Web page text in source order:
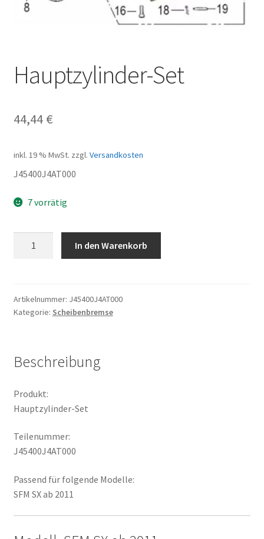
Hauptzylinder-Set
44,44 €
inkl. 19 % MwSt. zzgl. Versandkosten
J45400J4AT000
7 vorrätig
In den Warenkorb
Artikelnummer: J45400J4AT000
Kategorie: Scheibenbremse
Beschreibung
Produkt:
Hauptzylinder-Set
Teilenummer:
J45400J4AT000
Passend für folgende Modelle:
SFM SX ab 2011